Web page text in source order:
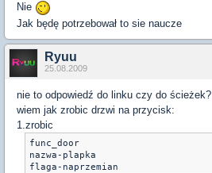
Nie
Jak będę potrzebował to sie naucze
Ryuu
25.08.2009
nie to odpowiedź do linku czy do ścieżek?
wiem jak zrobic drzwi na przycisk:
1.zrobic
func_door
nazwa-plapka
flaga-naprzemian